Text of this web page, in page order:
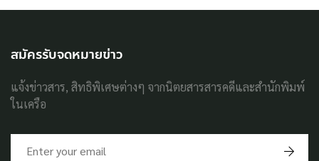
สมัครรับจดหมายข่าว
แจ้งข่าวสาร, สิทธิพิเศษต่างๆ จากนิตยสารสารคดีและสำนักพิมพ์
ในเครือ